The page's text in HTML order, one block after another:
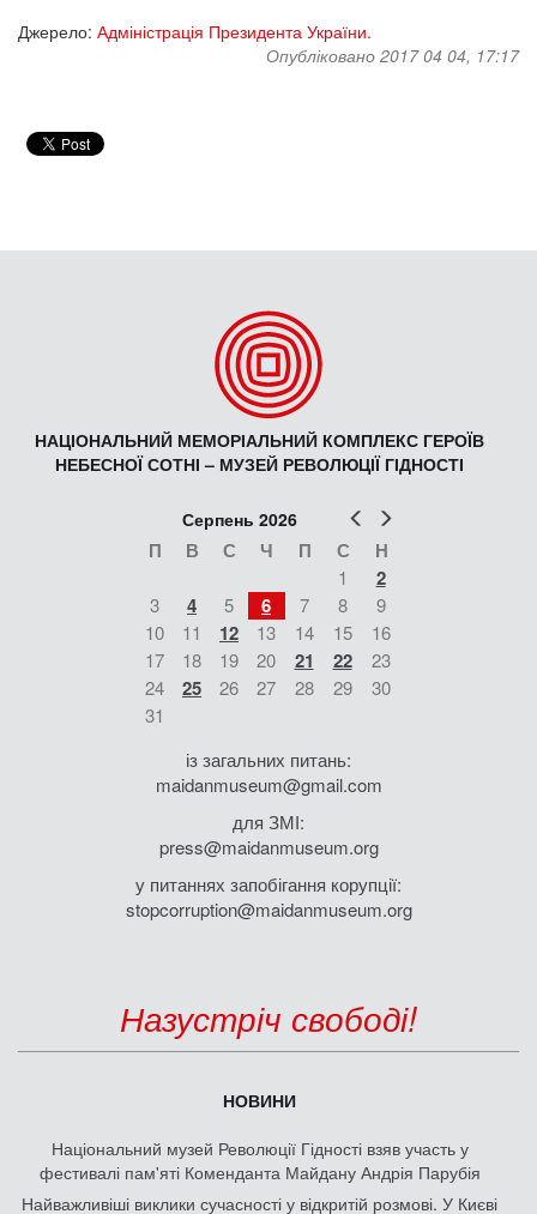
Джерело: Адміністрація Президента України.
Опубліковано 2017 04 04, 17:17
НАЦІОНАЛЬНИЙ МЕМОРІАЛЬНИЙ КОМПЛЕКС ГЕРОЇВ
НЕБЕСНОЇ СОТНІ – МУЗЕЙ РЕВОЛЮЦІЇ ГІДНОСТІ
Попер
Серпень 2026
П В С Ч П С Н
1 2
3 4 5 6 7 8
9
10
11 12 13 14 15
16
17
18 19 20 21 22
23
24
25 26 27 28 29
30
31
із загальних питань:
maidanmuseum@gmail.com
для ЗМІ:
press@maidanmuseum.org
у питаннях запобігання корупції:
stopcorruption@maidanmuseum.org
Назустріч свободі!
НОВИНИ
Національний музей Революції Гідності взяв участь у
фестивалі пам'яті Коменданта Майдану Андрія Парубія
Найважливіші виклики сучасності у відкритій розмові. У Києві